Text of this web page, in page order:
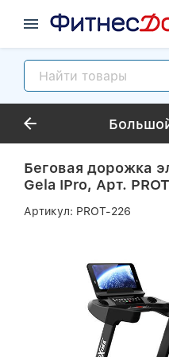
Беговая дорожка
Gela IPro, Арт.
Артикул: PROT-226